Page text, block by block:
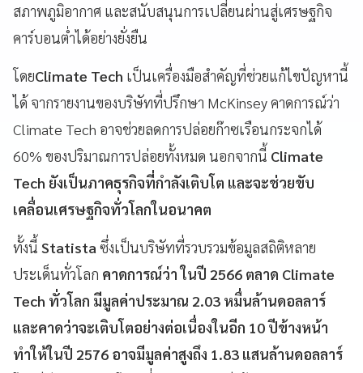
สภาพภูมิอากาศ และสนับสนุนการเปลี่ยนผ่านสู่เศรษฐกิจ
คาร์บอนต่ำได้อย่างยั่งยืน
โดยClimate Tech เป็นเครื่องมือสำคัญที่ช่วยแก้ไขปัญหานี้
ได้ จากรายงานของบริษัทที่ปรึกษา McKinsey คาดการณ์ว่า
Climate Tech อาจช่วยลดการปล่อยก๊าซเรือนกระจกได้
60% ของปริมาณการปล่อยทั้งหมด นอกจากนี้ Climate
Tech ยังเป็นภาคธุรกิจที่กำลังเติบโต และจะช่วยขับ
เคลื่อนเศรษฐกิจทั่วโลกในอนาคต
ทั้งนี้ Statista ซึ่งเป็นบริษัทที่รวบรวมข้อมูลสถิติหลาย
ประเด็นทั่วโลก คาดการณ์ว่า ในปี 2566 ตลาด Climate
Tech ทั่วโลก มีมูลค่าประมาณ 2.03 หมื่นล้านดอลลาร์
และคาดว่าจะเติบโตอย่างต่อเนื่องในอีก 10 ปีข้างหน้า
ทำให้ในปี 2576 อาจมีมูลค่าสูงถึง 1.83 แสนล้านดอลลาร์